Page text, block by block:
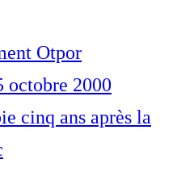
Otpor
octobre 2000
cinq ans après la